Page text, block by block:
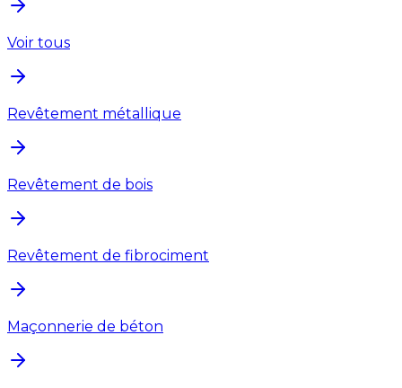
Voir tous
Revêtement métallique
Revêtement de bois
Revêtement de fibrociment
Maçonnerie de béton